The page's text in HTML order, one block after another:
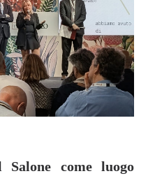
come luogo